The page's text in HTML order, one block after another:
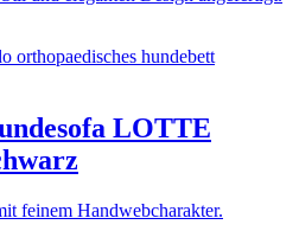
LOTTE
feinem Handwebcharakter.